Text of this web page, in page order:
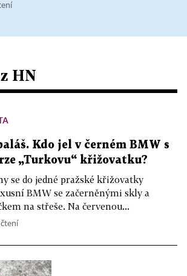
HN
Kdo jel v černém BMW s
„Turkovu“ křižovatku?
se do jedné pražské křižovatky
BMW se začerněnými skly a
na střeše. Na červenou...